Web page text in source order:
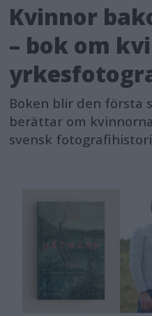
Kvinnor
– bok om
Boken blir den första
berättar om
svensk